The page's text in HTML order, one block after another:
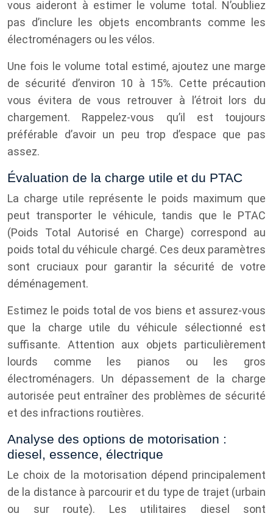
vous aideront à estimer le volume total. N’oubliez
pas d’inclure les objets encombrants comme les
électroménagers ou les vélos.
Une fois le volume total estimé, ajoutez une marge
de sécurité d’environ 10 à 15%. Cette précaution
vous évitera de vous retrouver à l’étroit lors du
chargement. Rappelez-vous qu’il est toujours
préférable d’avoir un peu trop d’espace que pas
assez.
Évaluation de la charge utile et du PTAC
La charge utile représente le poids maximum que
peut transporter le véhicule, tandis que le PTAC
(Poids Total Autorisé en Charge) correspond au
poids total du véhicule chargé. Ces deux paramètres
sont cruciaux pour garantir la sécurité de votre
déménagement.
Estimez le poids total de vos biens et assurez-vous
que la charge utile du véhicule sélectionné est
suffisante. Attention aux objets particulièrement
lourds comme les pianos ou les gros
électroménagers. Un dépassement de la charge
autorisée peut entraîner des problèmes de sécurité
et des infractions routières.
Analyse des options de motorisation :
diesel, essence, électrique
Le choix de la motorisation dépend principalement
de la distance à parcourir et du type de trajet (urbain
ou sur route). Les utilitaires diesel sont